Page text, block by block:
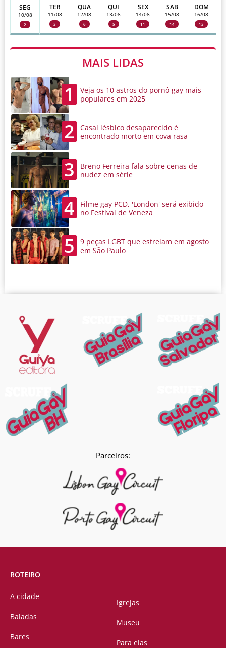
SEG
10/08
2
TER
11/08
3
QUA
12/08
6
QUI
13/08
5
SEX
14/08
11
SAB
15/08
14
DOM
16/08
13
MAIS LIDAS
1
Veja os 10 astros do pornô gay mais
populares em 2025
2
Casal lésbico desaparecido é
encontrado morto em cova rasa
3
Breno Ferreira fala sobre cenas de
nudez em série
4
Filme gay PCD, 'London' será exibido
no Festival de Veneza
5
9 peças LGBT que estreiam em agosto
em São Paulo
Parceiros:
ROTEIRO
A cidade
Baladas
Bares
Igrejas
Museu
Para elas